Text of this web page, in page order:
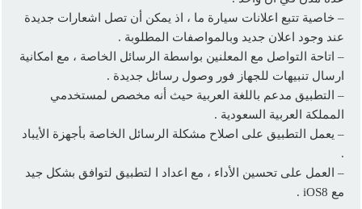
– خاصية تتبع اعلانات سيارة ما ، اذ يمكن أن تصل اشعارات جديدة
عند وجود اعلان جديد وبالمواصفات المطلوبة .
– اتاحة التواصل مع المعلنين بواسطة الرسائل الخاصة ، مع امكانية
ارسال تنبيهات للجهاز فور وصول رسائل جديدة .
– التطبيق مدعم باللغة العربية حيث أنه مخصص لمستخدمي
المملكة العربية السعودية .
– يعمل التطبيق على اصلاح مشكلة الرسائل الخاصة بأجهزة الأيباد
.
– العمل على تحسين الأداء ، مع اعداد ا لتطبيق لتوافق بشكل جيد
مع iOS8 .